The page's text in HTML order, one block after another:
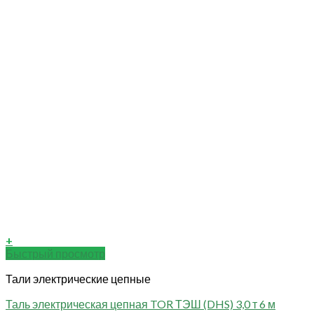
+
Быстрый просмотр
Тали электрические цепные
Таль электрическая цепная TOR ТЭШ (DHS) 3,0 т 6 м